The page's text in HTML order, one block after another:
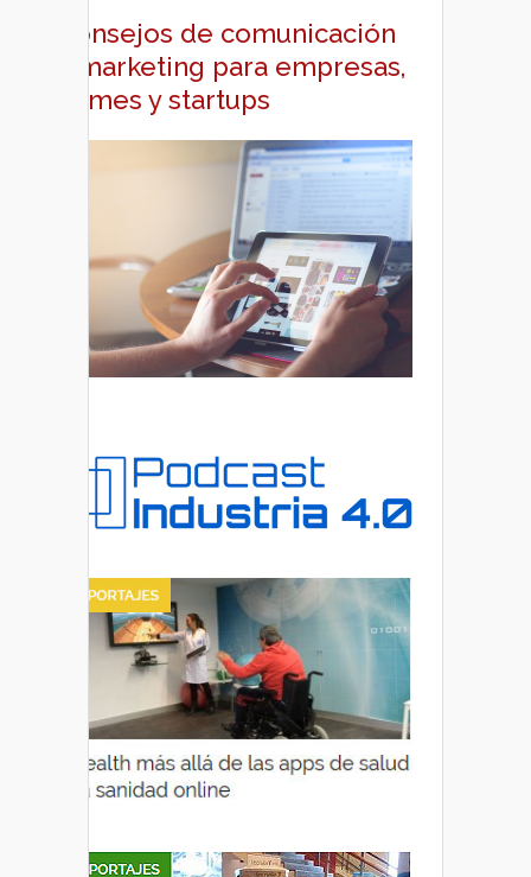
Consejos de comunicación
y marketing para empresas,
pymes y startups